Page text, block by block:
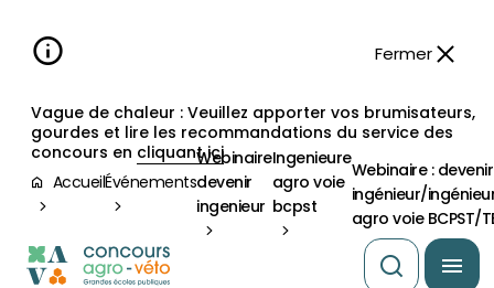
principale
principal
d'accessibilité
de
page
Vague de chaleur : Veuillez apporter vos brumisateurs,
gourdes et lire les recommandations du service des
concours en cliquant ici
Fermer
AccueilÉvénements
Webinaire
devenir
ingenieur
Ingenieure
agro voie
bcpst
Webinaire : devenir
ingénieur/
agro voie BCPST/